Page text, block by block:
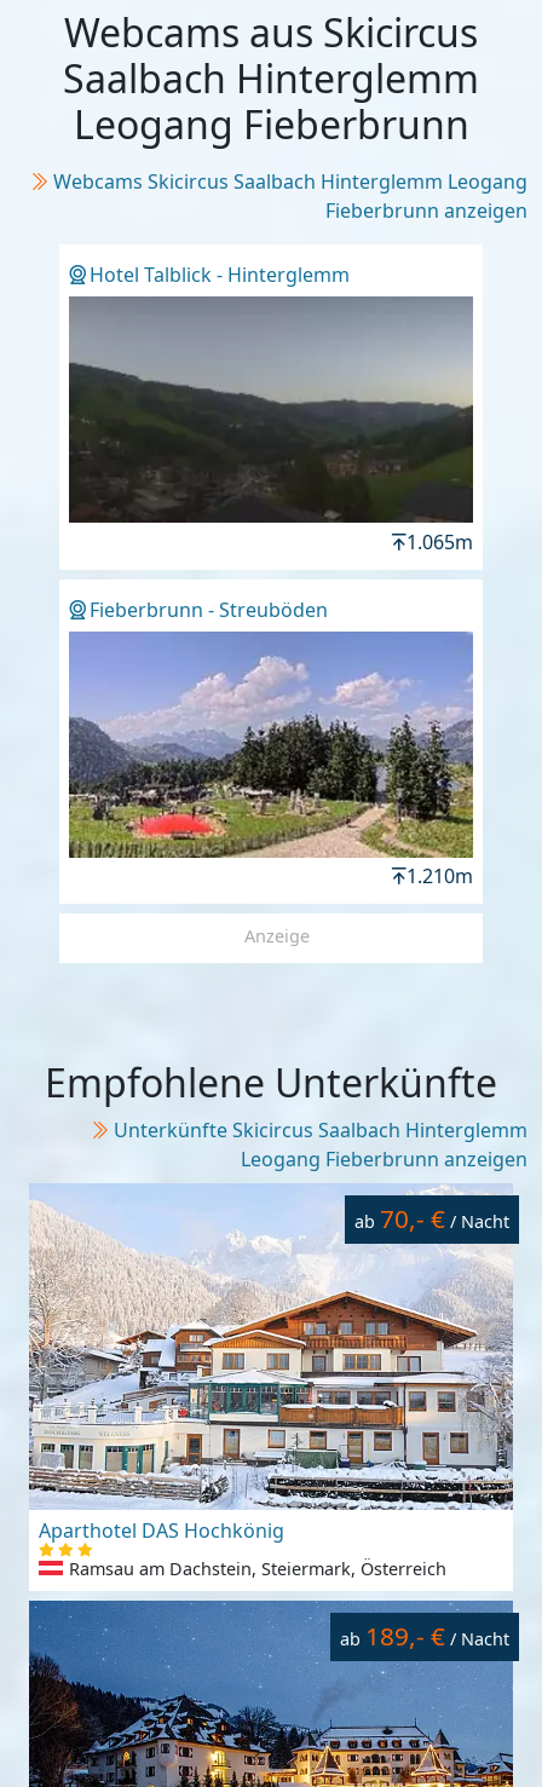
Webcams aus Skicircus
Saalbach Hinterglemm
Leogang Fieberbrunn
Webcams Skicircus Saalbach Hinterglemm Leogang
Fieberbrunn anzeigen
Hotel Talblick - Hinterglemm
1.065m
Fieberbrunn - Streuböden
1.210m
Anzeige
Empfohlene Unterkünfte
Unterkünfte Skicircus Saalbach Hinterglemm
Leogang Fieberbrunn anzeigen
ab 70,- € / Nacht
Aparthotel DAS Hochkönig
Ramsau am Dachstein, Steiermark, Österreich
ab 189,- € / Nacht